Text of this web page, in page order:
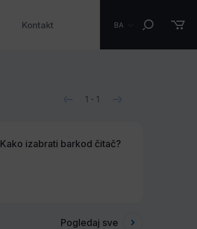
Kontakt BA
1 - 1
Kako izabrati barkod čitač?
Pogledaj sve